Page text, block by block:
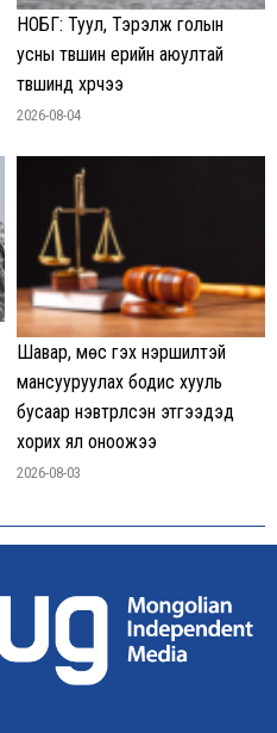
НОБГ: Туул, Тэрэлж голын
усны түвшин үерийн аюултай
түвшинд хүрчээ
2026-08-04
Шавар, мөс гэх нэршилтэй
мансууруулах бодис хууль
бусаар нэвтрүүлсэн этгээдэд
хорих ял оноожээ
2026-08-03